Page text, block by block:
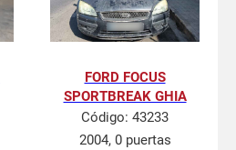
FORD FOCUS
SPORTBREAK GHIA
Código: 43233
2004, 0 puertas